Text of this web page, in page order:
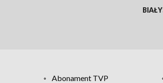
Abonament TVP